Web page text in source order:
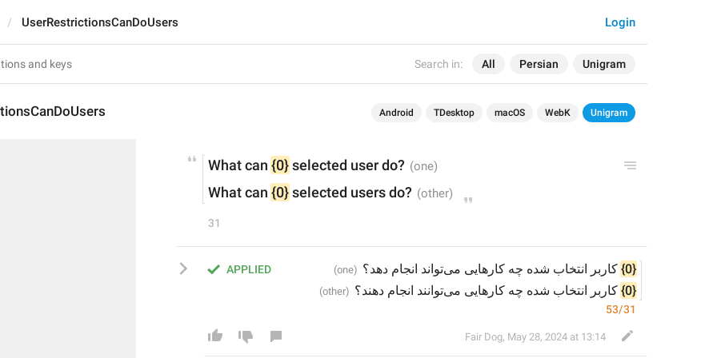
Search in: All Persian Unigram
Login
UserRestrictionsCanDoUsers
Android TDesktop macOS WebK Unigram
What can {0} selected user do?
What can {0} selected users do?
31
APPLIED {0} کاربر انتخاب شده چه کارهایی می‌تواند انجام دهد؟
{0} کاربر انتخاب شده چه کارهایی می‌توانند انجام دهند؟
53/31
Fair Dog, May 28, 2024 at 13:14